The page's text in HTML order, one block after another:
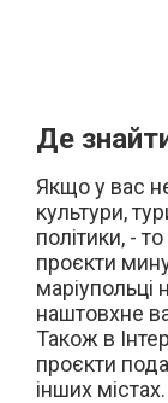
Де
Якщо у вас
культури,
політики, -
проєкти
наштовхне
Також в
проєкти
інших містах.